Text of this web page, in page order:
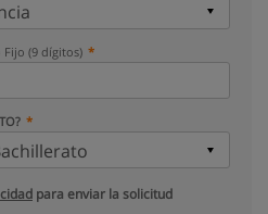
Fijo (9 dígitos)
para enviar la solicitud